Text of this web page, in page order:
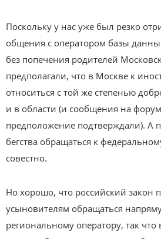
Поскольку у нас уже был резко
общения с оператором базы
без попечения родителей
предполагали, что в Москве к
относиться с той же степенью
и в области (и сообщения на
предположение подтверждали). А
бегства обращаться к
совестно.
Но хорошо, что российский закон
усыновителям обращаться
региональному оператору, так что